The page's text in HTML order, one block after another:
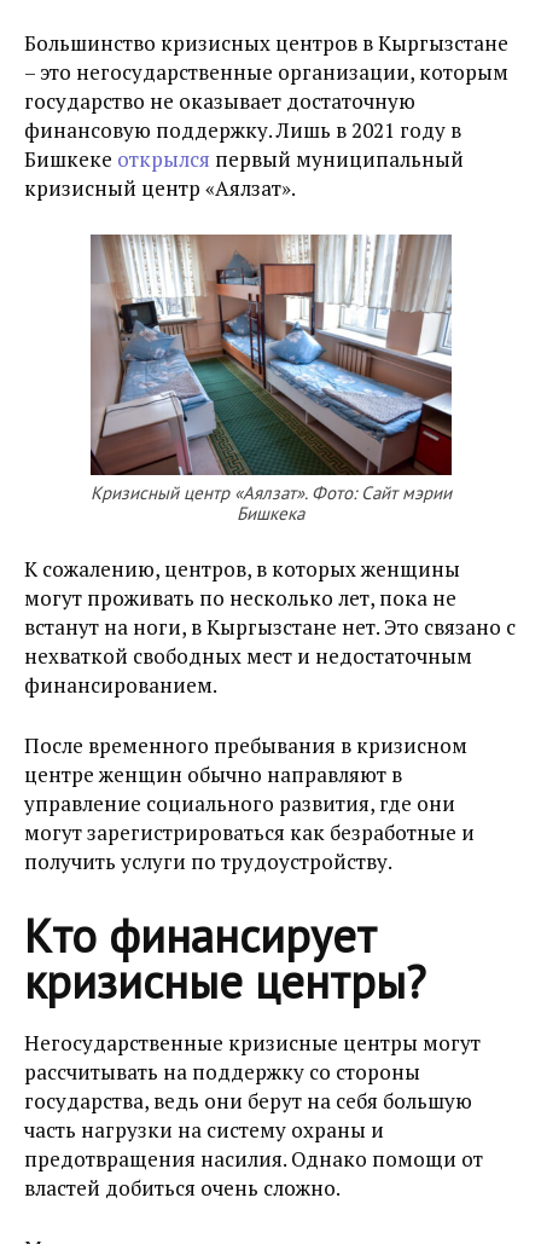
Большинство кризисных центров в Кыргызстане
– это негосударственные организации, которым
государство не оказывает достаточную
финансовую поддержку. Лишь в 2021 году в
Бишкеке открылся первый муниципальный
кризисный центр «Аялзат».
Кризисный центр «Аялзат». Фото: Сайт мэрии
Бишкека
К сожалению, центров, в которых женщины
могут проживать по несколько лет, пока не
встанут на ноги, в Кыргызстане нет. Это связано с
нехваткой свободных мест и недостаточным
финансированием.
После временного пребывания в кризисном
центре женщин обычно направляют в
управление социального развития, где они
могут зарегистрироваться как безработные и
получить услуги по трудоустройству.
Кто финансирует
кризисные центры?
Негосударственные кризисные центры могут
рассчитывать на поддержку со стороны
государства, ведь они берут на себя большую
часть нагрузки на систему охраны и
предотвращения насилия. Однако помощи от
властей добиться очень сложно.